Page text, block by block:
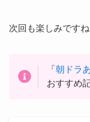
次回も楽しみですね
「朝ドラ
おすすめ